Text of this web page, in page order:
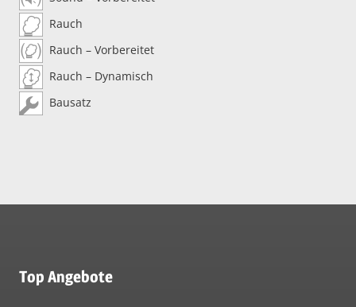
Rauch
Rauch – Vorbereitet
Rauch – Dynamisch
Bausatz
Top Angebote